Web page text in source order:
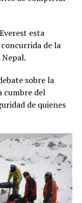
esta
de la
sobre la
cumbre del
de quienes